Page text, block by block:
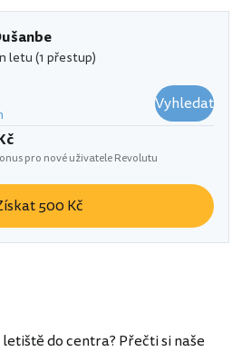
letu (1 přestup)
Vyhledat
pro nové uživatele Revolutu
500 Kč
do centra? Přečti si naše